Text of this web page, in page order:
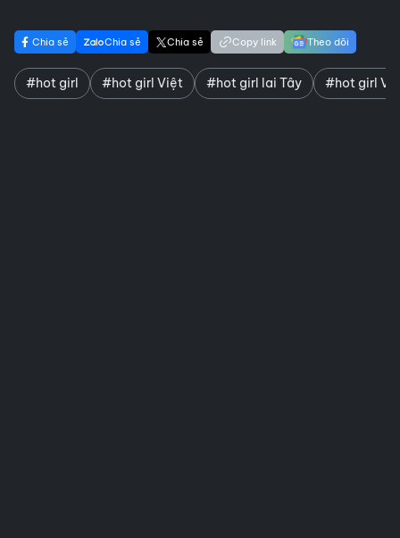
Chia sẻ Chia sẻ Chia sẻ Copy link Theo dõi
#hot girl #hot girl Việt #hot girl lai Tây #hot girl